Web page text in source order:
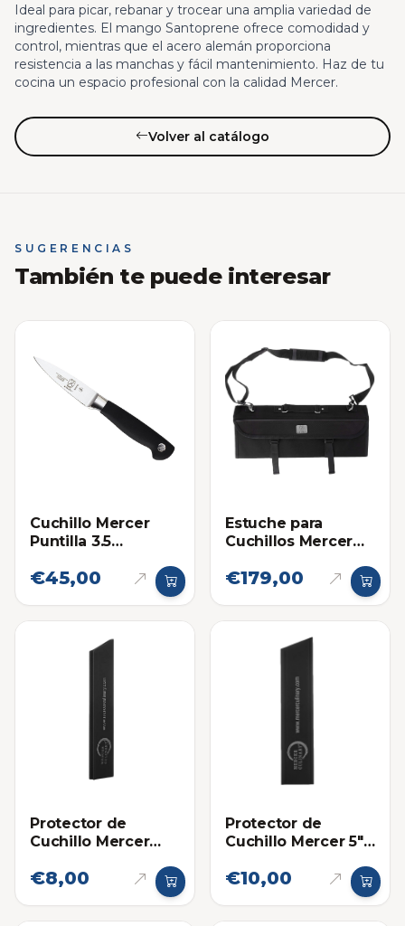
Ideal para picar, rebanar y trocear una amplia variedad de
ingredientes. El mango Santoprene ofrece comodidad y
control, mientras que el acero alemán proporciona
resistencia a las manchas y fácil mantenimiento. Haz de tu
cocina un espacio profesional con la calidad Mercer.
Volver al catálogo
SUGERENCIAS
También te puede interesar
Cuchillo Mercer
Puntilla 3.5
€45,00
Estuche para
Cuchillos Mercer
€179,00
Protector de
Cuchillo Mercer
€8,00
Protector de
Cuchillo Mercer 5"
€10,00